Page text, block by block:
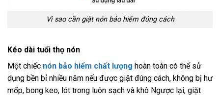
Vì sao cần giặt nón bảo hiểm đúng cách
Kéo dài tuổi thọ nón
Một chiếc nón bảo hiểm chất lượng hoàn toàn có thể sử
dụng bền bỉ nhiều năm nếu được giặt đúng cách, không bị hư
mốp, bong keo, lót trong luôn sạch và khô Ngược lại, giặt